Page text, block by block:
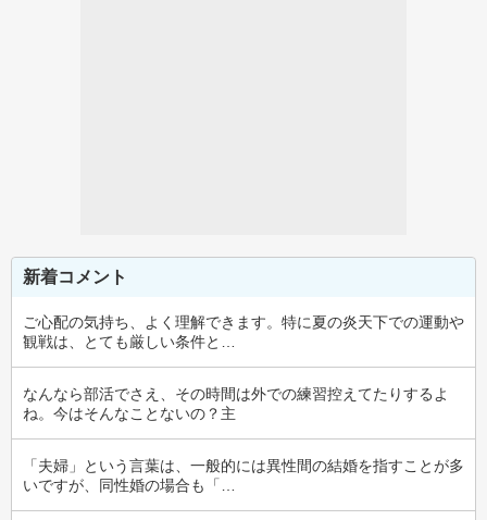
新着コメント
ご心配の気持ち、よく理解できます。特に夏の炎天下での運動や
観戦は、とても厳しい条件と…
なんなら部活でさえ、その時間は外での練習控えてたりするよ
ね。今はそんなことないの？主
「夫婦」という言葉は、一般的には異性間の結婚を指すことが多
いですが、同性婚の場合も「…